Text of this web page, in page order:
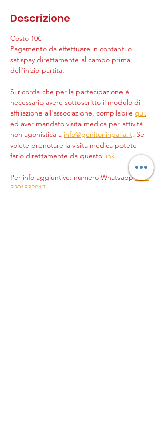
Descrizione
Costo 10€
Pagamento da effettuare in contanti o
satispay direttamente al campo prima
dell'inizio partita.
Si ricorda che per la partecipazione è
necessario avere sottoscritto il modulo di
affiliazione all'associazione, compilabile qui,
ed aver mandato visita medica per attività
non agonistica a info@genitoriinpalla.it. Se
volete prenotare la visita medica potete
farlo direttamente da questo link.
Per info aggiuntive: numero Whatsapp +39
3201532017